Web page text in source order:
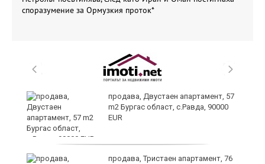
споразумение за Ормузкия проток*
продава, Двустаен апартамент, 57
m2 Бургас област, с.Равда, 90000
EUR
продава, Тристаен апартамент, 76